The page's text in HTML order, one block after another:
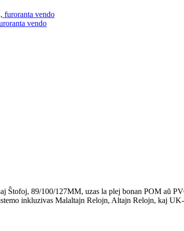
vendo
Ŝtofoj, 89/100/127MM, uzas la plej bonan POM aŭ
inkluzivas Malaltajn Relojn, Altajn Relojn, kaj